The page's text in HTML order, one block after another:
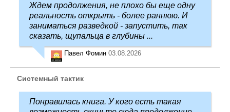
Ждем продолжения, не плохо бы еще одну
реальность открыть - более раннюю. И
заниматься разведкой - запустить, так
сказать, щупальца в глубины ...
Павел Фомин 03.08.2026
Системный тактик
Понравилась книга. У кого есть такая